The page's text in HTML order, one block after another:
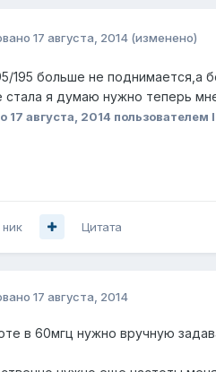
17 августа, 2014 (изменено)
195 больше не поднимается,а
стала я думаю нужно теперь
17 августа, 2014 пользователем
ник Цитата
17 августа, 2014
в 60мгц нужно вручную